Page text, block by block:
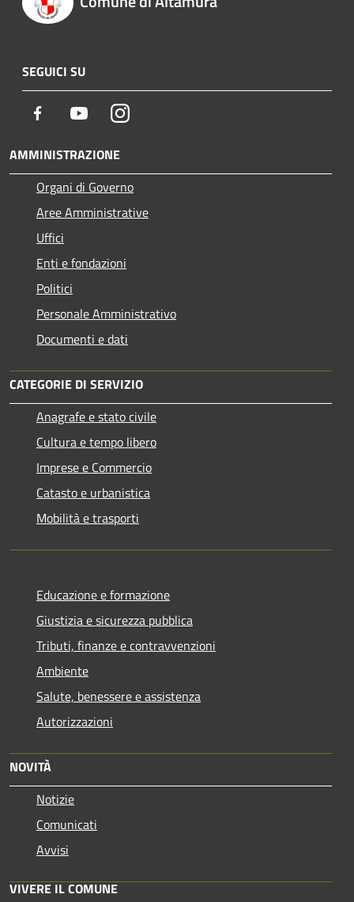
SEGUICI SU
Facebook YoutubeInstagram
AMMINISTRAZIONE
Organi di Governo
Aree Amministrative
Uffici
Enti e fondazioni
Politici
Personale Amministrativo
Documenti e dati
CATEGORIE DI SERVIZIO
Anagrafe e stato civile
Cultura e tempo libero
Imprese e Commercio
Catasto e urbanistica
Mobilità e trasporti
Educazione e formazione
Giustizia e sicurezza pubblica
Tributi, finanze e contravvenzioni
Ambiente
Salute, benessere e assistenza
Autorizzazioni
NOVITÀ
Notizie
Comunicati
Avvisi
VIVERE IL COMUNE